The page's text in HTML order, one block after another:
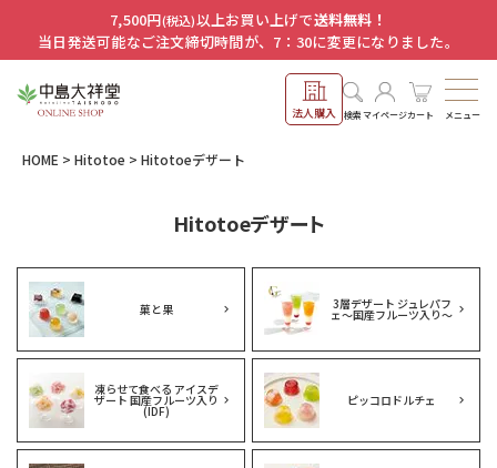
7,500円(税込)以上お買い上げで送料無料！
当日発送可能なご注文締切時間が、7：30に変更になりました。
法人購入 検索マイページカート メニュー
HOME Hitotoe Hitotoeデザート
Hitotoeデザート
菓と果 3層デザート ジュレパフ
ェ～国産フルーツ入り～
凍らせて食べる アイスデ
ザート 国産フルーツ入り
(IDF)
ピッコロドルチェ